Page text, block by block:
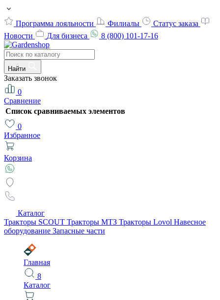
Программа лояльности Филиалы
Статус заказа
Новости
Для бизнеса 8 (800) 101-17-16
Найти
Заказать звонок
0
Сравнение
Список сравниваемых элементов
0
Избранное
Корзина
Каталог
Тракторы SCOUT Тракторы МТЗ Тракторы Lovol Навесное
оборудование Запасные части
Главная
8
Каталог